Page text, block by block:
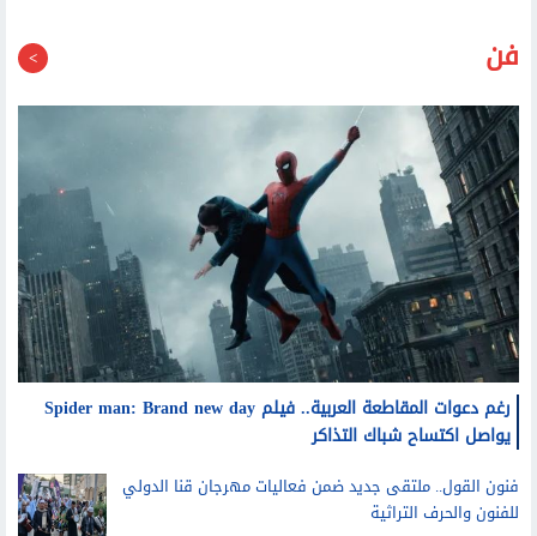
فن
رغم دعوات المقاطعة العربية.. فيلم Spider man: Brand new day
يواصل اكتساح شباك التذاكر
فنون القول.. ملتقى جديد ضمن فعاليات مهرجان قنا الدولي
للفنون والحرف التراثية